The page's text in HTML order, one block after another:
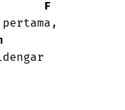
F